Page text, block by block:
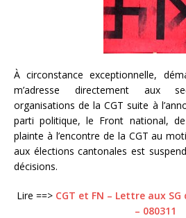
À circonstance exceptionnelle,
m’adresse directement aux
organisations de la CGT suite à
parti politique, le Front national,
plainte à l’encontre de la CGT au
aux élections cantonales est
décisions.
Lire ==> CGT et FN – Lettre aux
– 080311